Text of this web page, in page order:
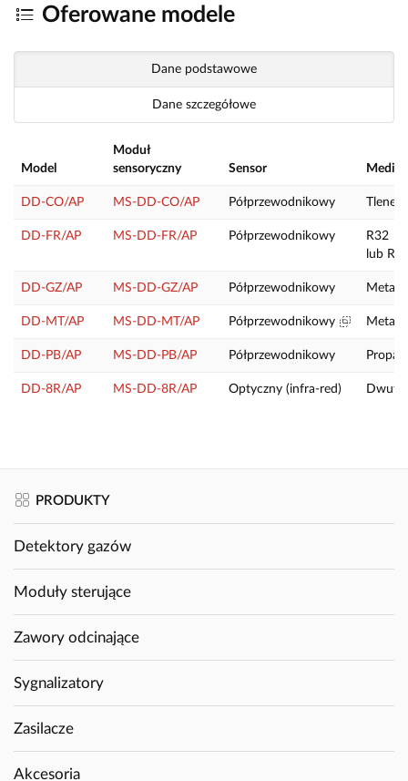
Oferowane modele
Dane podstawowe
Dane szczegółowe
Model
Moduł
sensoryczny
Sensor
DD-CO/AP MS-DD-CO/AP Półprzewodnikowy Tlenek
DD-FR/AP MS-DD-FR/AP Półprzewodnikowy
R32
lub
DD-GZ/AP MS-DD-GZ/AP Półprzewodnikowy Metan
DD-MT/AP MS-DD-MT/AP Półprzewodnikowy Metan
DD-PB/AP MS-DD-PB/AP Półprzewodnikowy
DD-8R/AP MS-DD-8R/AP Optyczny (infra-red)
PRODUKTY
Detektory gazów
Moduły sterujące
Zawory odcinające
Sygnalizatory
Zasilacze
Akcesoria